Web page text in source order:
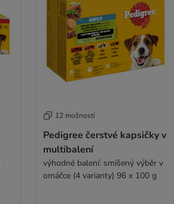
12 možností
Pedigree čerstvé kapsičky v
multibalení
výhodné balení: smíšený výběr v
omáčce (4 varianty) 96 x 100 g